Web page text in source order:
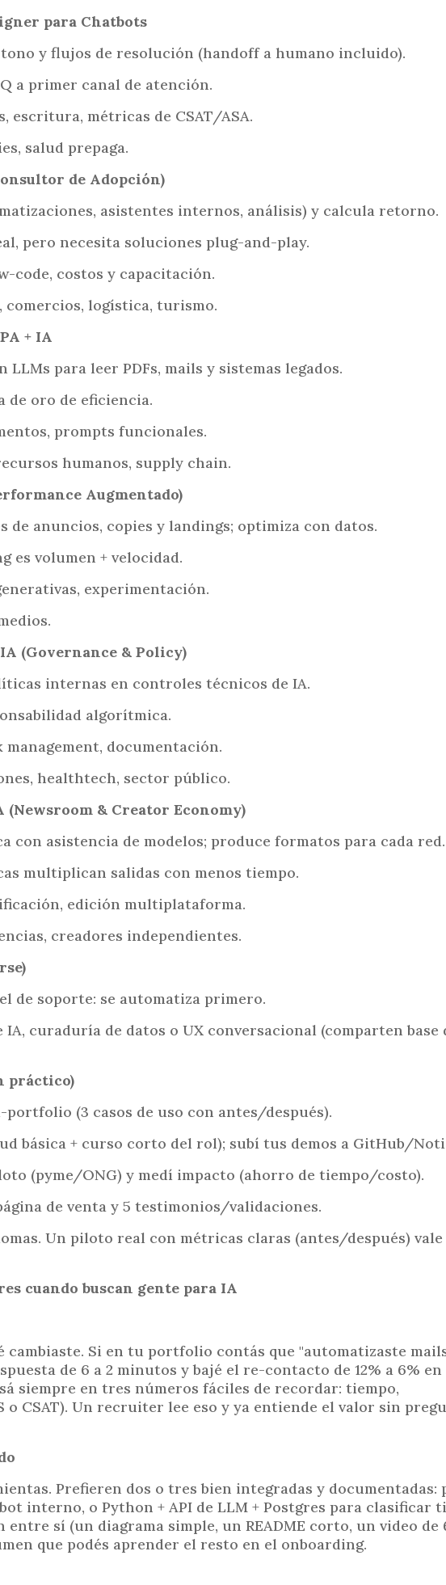
para Chatbots
y flujos de resolución (handoff a humano incluido).
a primer canal de atención.
escritura, métricas de CSAT/ASA.
salud prepaga.
de Adopción)
asistentes internos, análisis) y calcula retorno.
pero necesita soluciones plug-and-play.
code, costos y capacitación.
logística, turismo.
+ IA
para leer PDFs, mails y sistemas legados.
de oro de eficiencia.
prompts funcionales.
humanos, supply chain.
Augmentado)
de anuncios, copies y landings; optimiza con datos.
es volumen + velocidad.
experimentación.
(Governance & Policy)
internas en controles técnicos de IA.
algorítmica.
documentación.
healthtech, sector público.
& Creator Economy)
con asistencia de modelos; produce formatos para cada red.
multiplican salidas con menos tiempo.
edición multiplataforma.
creadores independientes.
de soporte: se automatiza primero.
IA, curaduría de datos o UX conversacional (comparten base
práctico)
(3 casos de uso con antes/después).
básica + curso corto del rol); subí tus demos a GitHub/
(pyme/ONG) y medí impacto (ahorro de tiempo/costo).
de venta y 5 testimonios/validaciones.
Un piloto real con métricas claras (antes/después) vale
cuando buscan gente para IA
cambiaste. Si en tu portfolio contás que "automatizaste
de 6 a 2 minutos y bajé el re-contacto de 12% a 6% en
siempre en tres números fáciles de recordar: tiempo,
CSAT). Un recruiter lee eso y ya entiende el valor sin
Prefieren dos o tres bien integradas y documentadas:
interno, o Python + API de LLM + Postgres para clasificar
entre sí (un diagrama simple, un README corto, un video de
que podés aprender el resto en el onboarding.